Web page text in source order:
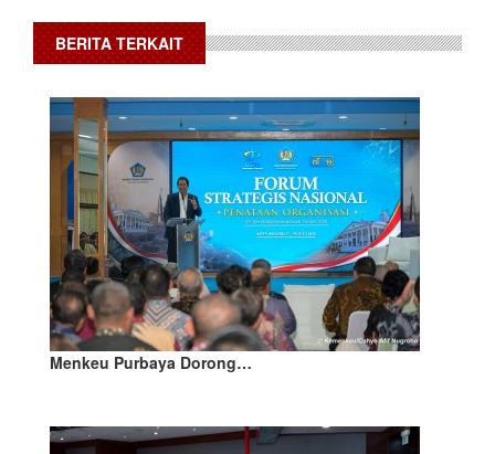
BERITA TERKAIT
Menkeu Purbaya Dorong…